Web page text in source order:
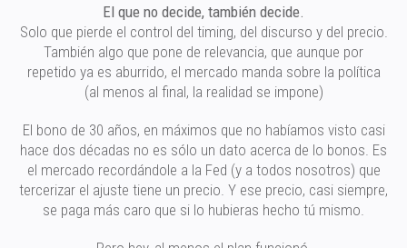
El que no decide, también decide.
Solo que pierde el control del timing, del discurso y del precio.
También algo que pone de relevancia, que aunque por
repetido ya es aburrido, el mercado manda sobre la política
(al menos al final, la realidad se impone)
El bono de 30 años, en máximos que no habíamos visto casi
hace dos décadas no es sólo un dato acerca de lo bonos. Es
el mercado recordándole a la Fed (y a todos nosotros) que
tercerizar el ajuste tiene un precio. Y ese precio, casi siempre,
se paga más caro que si lo hubieras hecho tú mismo.